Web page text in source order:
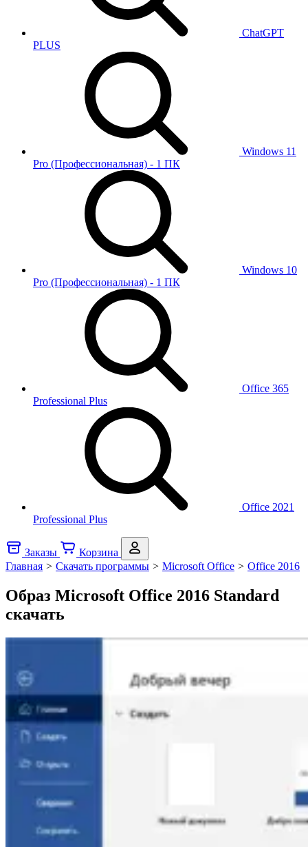
ChatGPT
PLUS
Windows 11
Pro (Профессиональная) - 1 ПК
Windows 10
Pro (Профессиональная) - 1 ПК
Office 365
Professional Plus
Office 2021
Professional Plus
Заказы
Корзина
Главная > Скачать программы > Microsoft Office > Office 2016
Образ Microsoft Office 2016 Standard
скачать